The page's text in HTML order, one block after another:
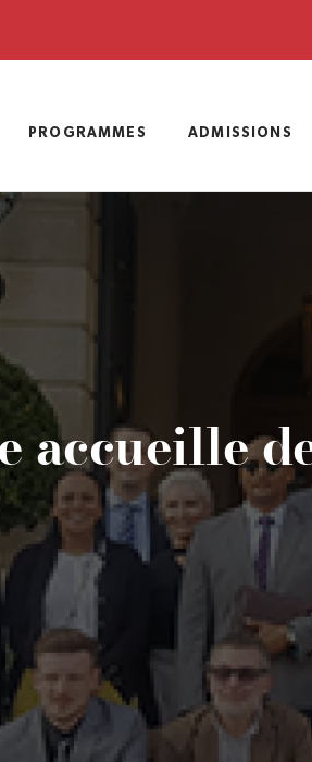
PROGRAMMES ADMISSIONS
accueille